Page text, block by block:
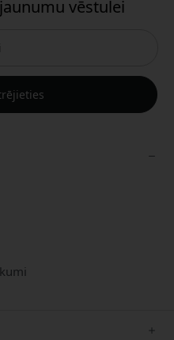
vēstulei